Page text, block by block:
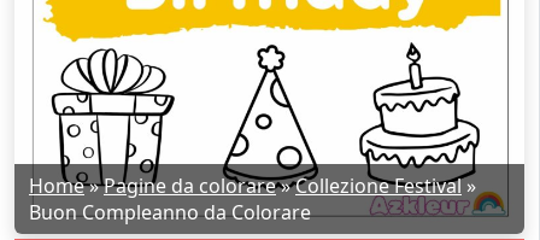
Home»Pagine da colorare»Collezione Festival»
Buon Compleanno da Colorare